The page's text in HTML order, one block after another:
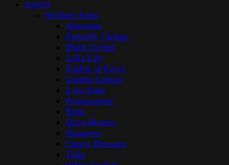
ZNAČKY
Michael Aram
Anemone
Butterfly Ginkgo
Black Orchid
Calla Lily
Flights of Fancy
Golden Ginkgo
Love Knot
Pomegranate
Palm
Olive Branch
Shagreen
Cherry Blossom
Tulip